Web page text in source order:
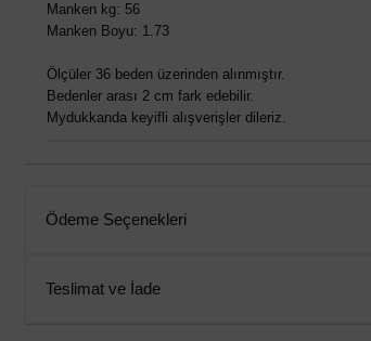
Manken kg: 56
Manken Boyu: 1.73
Ölçüler 36 beden üzerinden alınmıştır.
Bedenler arası 2 cm fark edebilir.
Mydukkanda keyifli alışverişler dileriz.
Ödeme Seçenekleri
Teslimat ve İade